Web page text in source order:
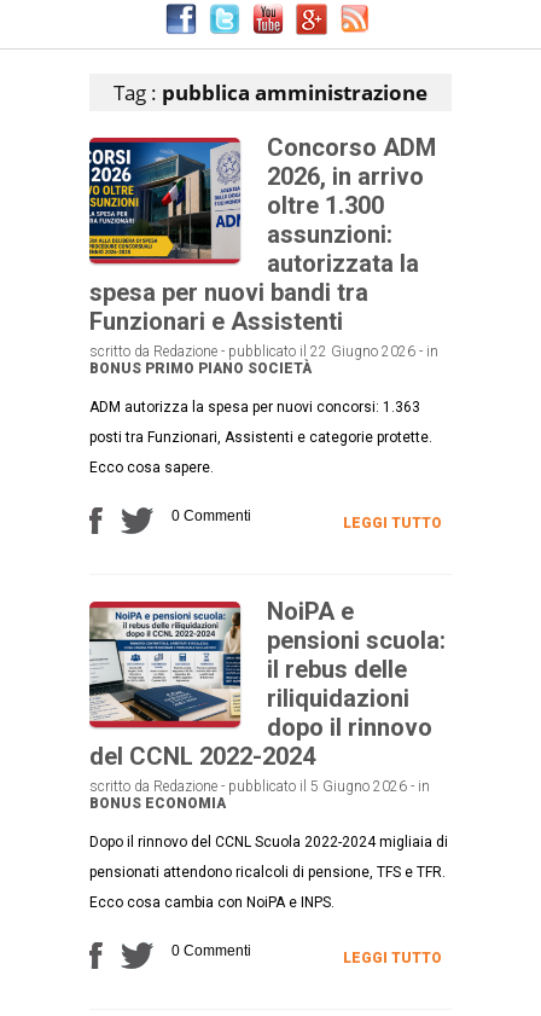
Tag : pubblica amministrazione
Concorso ADM
2026, in arrivo
oltre 1.300
assunzioni:
autorizzata la
spesa per nuovi bandi tra
Funzionari e Assistenti
scritto da Redazione - pubblicato il 22 Giugno 2026 - in
BONUS PRIMO PIANO SOCIETÀ
ADM autorizza la spesa per nuovi concorsi: 1.363
posti tra Funzionari, Assistenti e categorie protette.
Ecco cosa sapere.
0 Commenti LEGGI TUTTO
NoiPA e
pensioni scuola:
il rebus delle
riliquidazioni
dopo il rinnovo
del CCNL 2022-2024
scritto da Redazione - pubblicato il 5 Giugno 2026 - in
BONUS ECONOMIA
Dopo il rinnovo del CCNL Scuola 2022-2024 migliaia di
pensionati attendono ricalcoli di pensione, TFS e TFR.
Ecco cosa cambia con NoiPA e INPS.
0 Commenti LEGGI TUTTO